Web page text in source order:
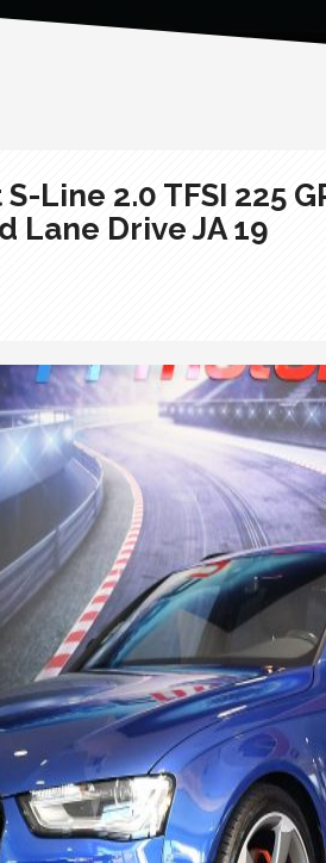
Line 2.0 TFSI 225
Lane Drive JA 19